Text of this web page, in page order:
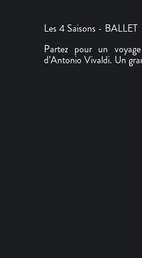
Les 4 Saisons - BALLET
Partez pour un
d’Antonio Vivaldi. Un